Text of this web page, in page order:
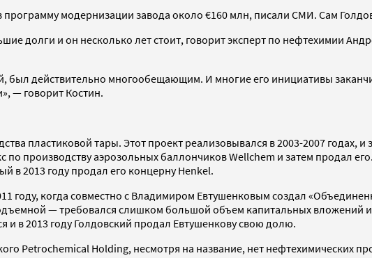
модернизации завода около €160 млн, писали СМИ. Сам
долги и он несколько лет стоит, говорит эксперт по нефтехимии
был действительно многообещающим. И многие его инициативы
— говорит Костин.
пластиковой тары. Этот проект реализовывался в 2003-2007 годах, и
производству аэрозольных баллончиков Wellchem и затем продал
в 2013 году продал его концерну Henkel.
году, когда совместно с Владимиром Евтушенковым создал
— требовался слишком большой объем капитальных вложений
и в 2013 году Голдовский продал Евтушенкову свою долю.
Petrochemical Holding, несмотря на название, нет нефтехимических